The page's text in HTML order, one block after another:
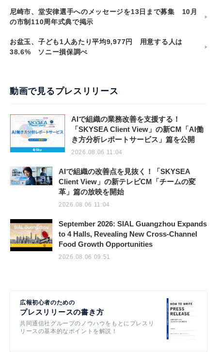
尼崎市、堂安律選手へのメッセージを13日まで募集 10月
の市制110周年式典で掲示
お盆玉、子ども1人あたり平均9,977円 用意する人は
38.6% ソニー損保調べ
動画で見るプレスリリース
AIで組織の業務改善を支援する！
「SKYSEA Client View」の新CM「AI働
き方分析レポートサービス」篇を公開
2026.08.06 11:04
AIで組織の改善点を見抜く！「SKYSEA
Client View」の新テレビCM「チームの変
革」篇の放映を開始
2026.08.06 11:04
September 2026: SIAL Guangzhou Expands
to 4 Halls, Revealing New Cross-Channel
Food Growth Opportunities
2026.08.06 09:51
広報初心者のための
プレスリリースの書き方
共同通信社グループのノウハウをもとにプレスリ
リースの基本的なポイントを解説！